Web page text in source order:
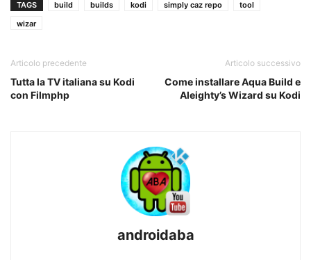
TAGS build builds kodi simply caz repo
tool
wizar
Articolo precedente
Tutta la TV italiana su Kodi
con Filmphp
Articolo successivo
Come installare Aqua Build e
Aleighty’s Wizard su Kodi
androidaba